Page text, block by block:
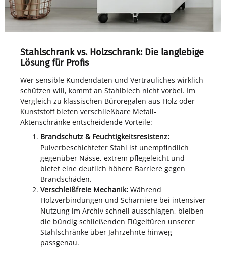
Stahlschrank vs. Holzschrank: Die langlebige
Lösung für Profis
Wer sensible Kundendaten und Vertrauliches wirklich
schützen will, kommt an Stahlblech nicht vorbei. Im
Vergleich zu klassischen Büroregalen aus Holz oder
Kunststoff bieten verschließbare Metall-
Aktenschränke entscheidende Vorteile:
Brandschutz & Feuchtigkeitsresistenz:
Pulverbeschichteter Stahl ist unempfindlich
gegenüber Nässe, extrem pflegeleicht und
bietet eine deutlich höhere Barriere gegen
Brandschäden.
Verschleißfreie Mechanik: Während
Holzverbindungen und Scharniere bei intensiver
Nutzung im Archiv schnell ausschlagen, bleiben
die bündig schließenden Flügeltüren unserer
Stahlschränke über Jahrzehnte hinweg
passgenau.